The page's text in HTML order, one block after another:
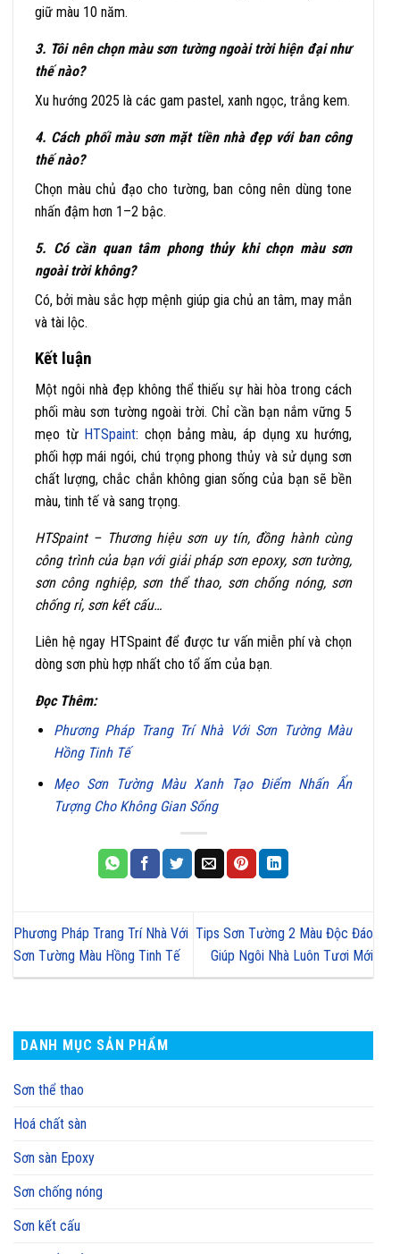
giữ màu 10 năm.
3. Tôi nên chọn màu sơn tường ngoài trời hiện đại như
thế nào?
Xu hướng 2025 là các gam pastel, xanh ngọc, trắng kem.
4. Cách phối màu sơn mặt tiền nhà đẹp với ban công
thế nào?
Chọn màu chủ đạo cho tường, ban công nên dùng tone
nhấn đậm hơn 1–2 bậc.
5. Có cần quan tâm phong thủy khi chọn màu sơn
ngoài trời không?
Có, bởi màu sắc hợp mệnh giúp gia chủ an tâm, may mắn
và tài lộc.
Kết luận
Một ngôi nhà đẹp không thể thiếu sự hài hòa trong cách
phối màu sơn tường ngoài trời. Chỉ cần bạn nắm vững 5
mẹo từ HTSpaint: chọn bảng màu, áp dụng xu hướng,
phối hợp mái ngói, chú trọng phong thủy và sử dụng sơn
chất lượng, chắc chắn không gian sống của bạn sẽ bền
màu, tinh tế và sang trọng.
HTSpaint – Thương hiệu sơn uy tín, đồng hành cùng
công trình của bạn với giải pháp sơn epoxy, sơn tường,
sơn công nghiệp, sơn thể thao, sơn chống nóng, sơn
chống rỉ, sơn kết cấu…
Liên hệ ngay HTSpaint để được tư vấn miễn phí và chọn
dòng sơn phù hợp nhất cho tổ ấm của bạn.
Đọc Thêm:
Phương Pháp Trang Trí Nhà Với Sơn Tường Màu
Hồng Tinh Tế
Mẹo Sơn Tường Màu Xanh Tạo Điểm Nhấn Ấn
Tượng Cho Không Gian Sống
Phương Pháp Trang Trí Nhà Với
Sơn Tường Màu Hồng Tinh Tế
Tips Sơn Tường 2 Màu Độc Đáo
Giúp Ngôi Nhà Luôn Tươi Mới
DANH MỤC SẢN PHẨM
Sơn thể thao
Hoá chất sàn
Sơn sàn Epoxy
Sơn chống nóng
Sơn kết cấu